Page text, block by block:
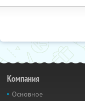
Компания
Основное